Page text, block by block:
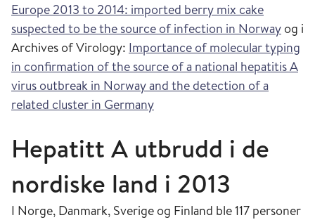
Europe 2013 to 2014: imported berry mix cake
suspected to be the source of infection in Norway og i
Archives of Virology: Importance of molecular typing
in confirmation of the source of a national hepatitis A
virus outbreak in Norway and the detection of a
related cluster in Germany
Hepatitt A utbrudd i de
nordiske land i 2013
I Norge, Danmark, Sverige og Finland ble 117 personer